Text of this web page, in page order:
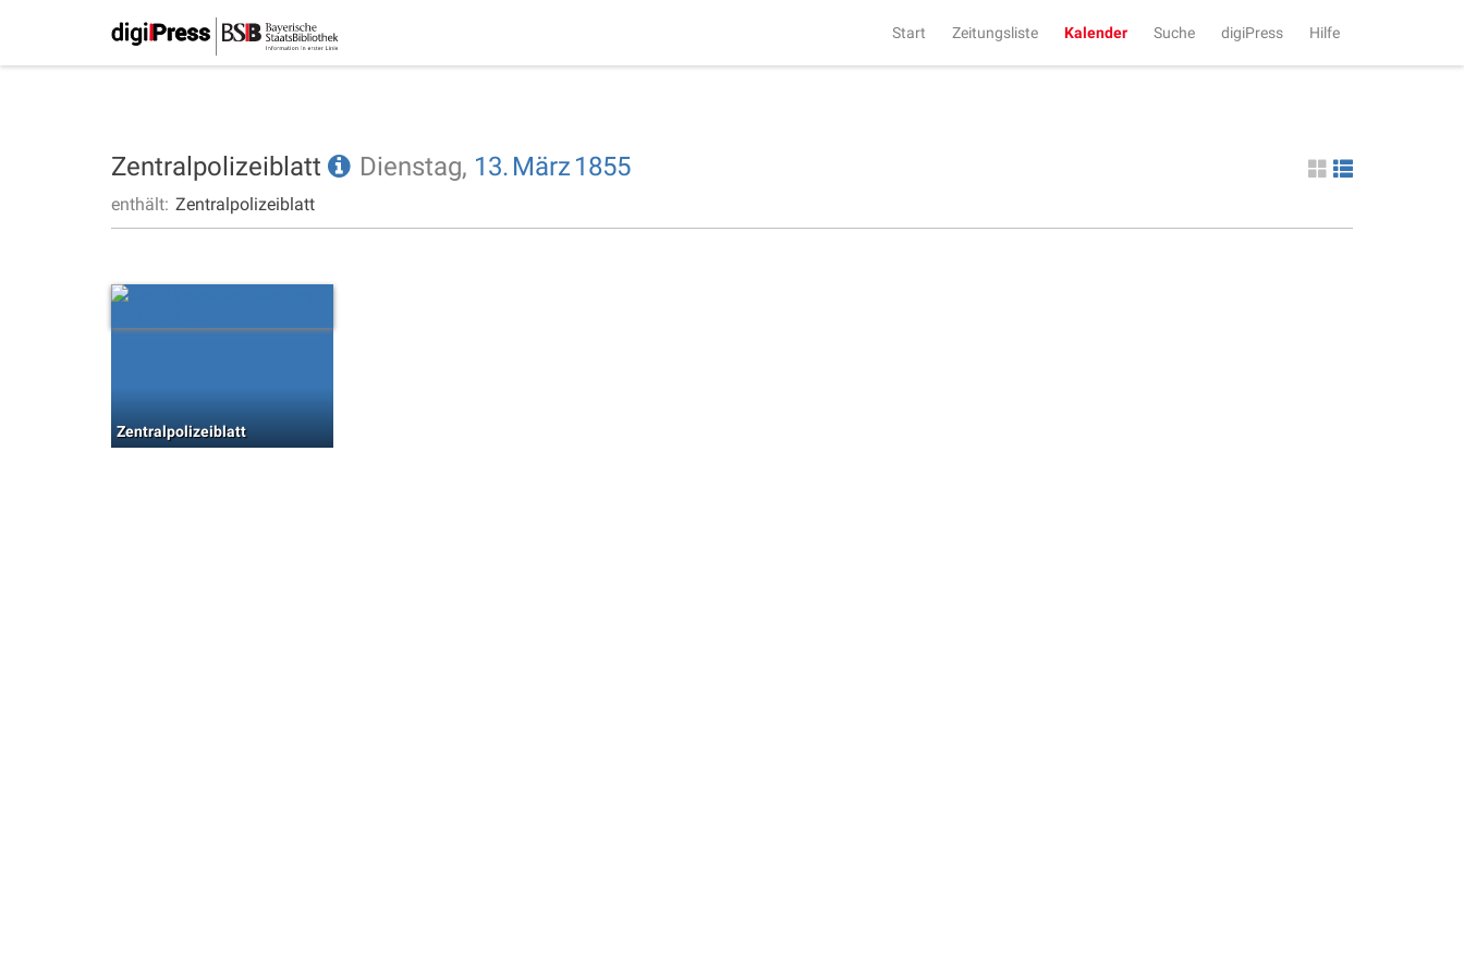
Start Zeitungsliste Kalender Suche digiPress Hilfe
Zentralpolizeiblatt Dienstag, 13. März 1855
enthält: Zentralpolizeiblatt
Zentralpolizeiblatt